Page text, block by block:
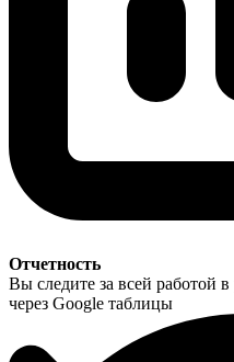
Отчетность
Вы следите за всей работой
через Google таблицы